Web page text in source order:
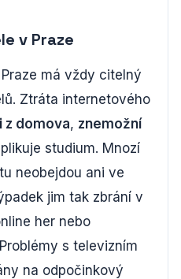
v Praze
má vždy citelný
Ztráta internetového
z domova, znemožní
studium. Mnozí
neobejdou ani ve
jim tak zbrání v
her nebo
s televizním
na odpočinkový